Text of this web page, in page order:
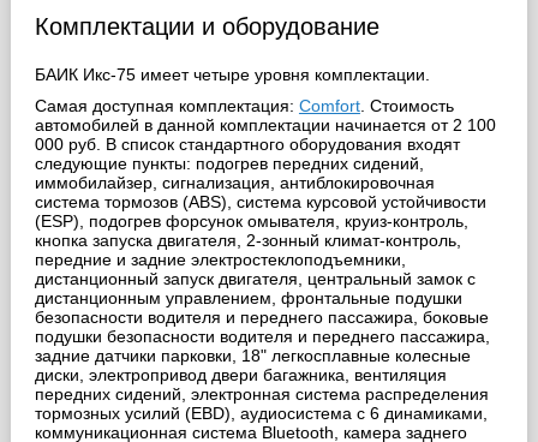
Комплектации и оборудование
БАИК Икс-75 имеет четыре уровня комплектации.
Самая доступная комплектация: Comfort. Стоимость
автомобилей в данной комплектации начинается от 2 100
000 руб. В список стандартного оборудования входят
следующие пункты: подогрев передних сидений,
иммобилайзер, сигнализация, антиблокировочная
система тормозов (ABS), система курсовой устойчивости
(ESP), подогрев форсунок омывателя, круиз-контроль,
кнопка запуска двигателя, 2-зонный климат-контроль,
передние и задние электростеклоподъемники,
дистанционный запуск двигателя, центральный замок с
дистанционным управлением, фронтальные подушки
безопасности водителя и переднего пассажира, боковые
подушки безопасности водителя и переднего пассажира,
задние датчики парковки, 18" легкосплавные колесные
диски, электропривод двери багажника, вентиляция
передних сидений, электронная система распределения
тормозных усилий (EBD), аудиосистема с 6 динамиками,
коммуникационная система Bluetooth, камера заднего